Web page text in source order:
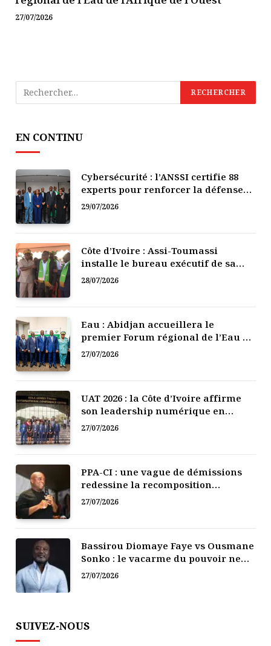
27/07/2026
EN CONTINU
Cybersécurité : l’ANSSI certifie 88
experts pour renforcer la défense
numérique de la Côte d’Ivoire
29/07/2026
Côte d’Ivoire : Assi-Toumassi
installe le bureau exécutif de sa
mutuelle de développement
28/07/2026
Eau : Abidjan accueillera le
premier Forum régional de l’Eau de
l’Afrique de l’Ouest
27/07/2026
UAT 2026 : la Côte d’Ivoire affirme
son leadership numérique en
Afrique
27/07/2026
PPA-CI : une vague de démissions
redessine la recomposition
politique
27/07/2026
Bassirou Diomaye Faye vs Ousmane
Sonko : le vacarme du pouvoir ne
doit pas faire oublier les liens de la
Fraternité
27/07/2026
SUIVEZ-NOUS